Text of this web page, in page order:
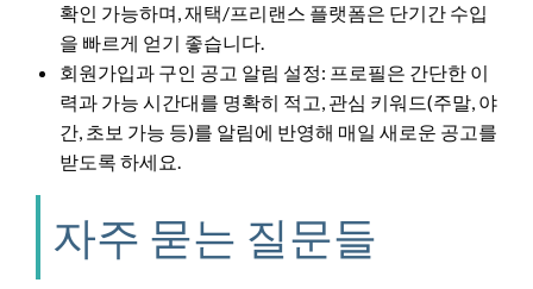
확인 가능하며, 재택/프리랜스 플랫폼은 단기간 수입
을 빠르게 얻기 좋습니다.
회원가입과 구인 공고 알림 설정: 프로필은 간단한 이
력과 가능 시간대를 명확히 적고, 관심 키워드(주말, 야
간, 초보 가능 등)를 알림에 반영해 매일 새로운 공고를
받도록 하세요.
자주 묻는 질문들